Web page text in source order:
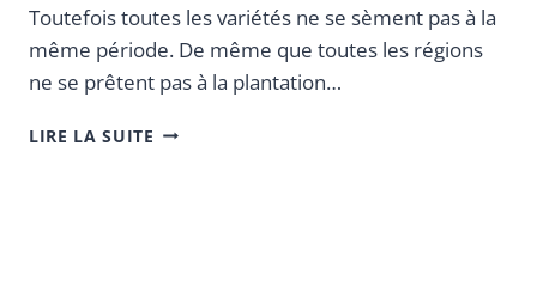
Toutefois toutes les variétés ne se sèment pas à la
même période. De même que toutes les régions
ne se prêtent pas à la plantation…
LIRE LA SUITE